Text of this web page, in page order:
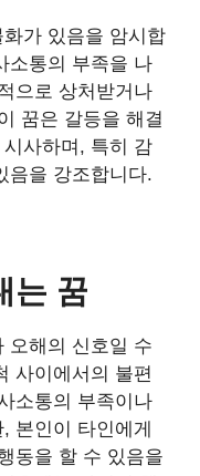
가 있음을 암시합
소통의 부족을 나
으로 상처받거나
꿈은 갈등을 해결
사하며, 특히 감
음을 강조합니다.
는 꿈
오해의 신호일 수
사이에서의 불편
소통의 부족이나
본인이 타인에게
동을 할 수 있음을